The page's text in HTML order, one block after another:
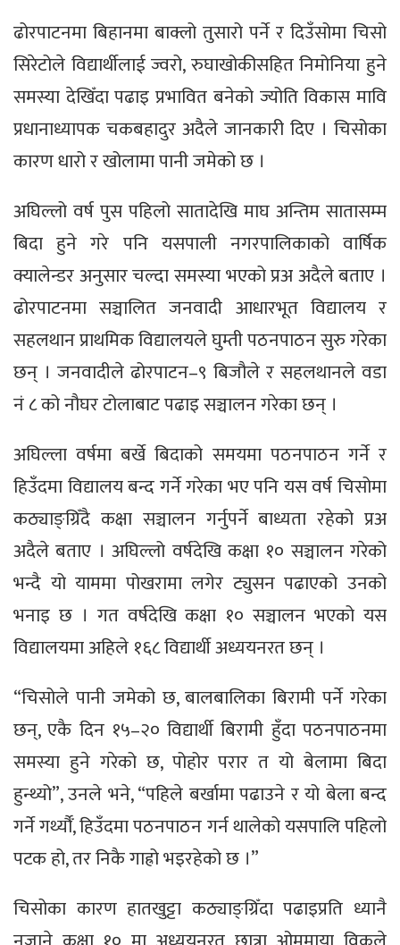
ढोरपाटनमा बिहानमा बाक्लो तुसारो पर्ने र दिउँसोमा चिसो
सिरेटोले विद्यार्थीलाई ज्वरो, रुघाखोकीसहित निमोनिया हुने
समस्या देखिँदा पढाइ प्रभावित बनेको ज्योति विकास मावि
प्रधानाध्यापक चकबहादुर अदैले जानकारी दिए । चिसोका
कारण धारो र खोलामा पानी जमेको छ ।
अघिल्लो वर्ष पुस पहिलो सातादेखि माघ अन्तिम सातासम्म
बिदा हुने गरे पनि यसपाली नगरपालिकाको वार्षिक
क्यालेन्डर अनुसार चल्दा समस्या भएको प्रअ अदैले बताए ।
ढोरपाटनमा सञ्चालित जनवादी आधारभूत विद्यालय र
सहलथान प्राथमिक विद्यालयले घुम्ती पठनपाठन सुरु गरेका
छन् । जनवादीले ढोरपाटन–९ बिजौले र सहलथानले वडा
नं ८ को नौघर टोलाबाट पढाइ सञ्चालन गरेका छन् ।
अघिल्ला वर्षमा बर्खे बिदाको समयमा पठनपाठन गर्ने र
हिउँदमा विद्यालय बन्द गर्ने गरेका भए पनि यस वर्ष चिसोमा
कठ्याङ्ग्रिँदै कक्षा सञ्चालन गर्नुपर्ने बाध्यता रहेको प्रअ
अदैले बताए । अघिल्लो वर्षदेखि कक्षा १० सञ्चालन गरेको
भन्दै यो याममा पोखरामा लगेर ट्युसन पढाएको उनको
भनाइ छ । गत वर्षदेखि कक्षा १० सञ्चालन भएको यस
विद्यालयमा अहिले १६८ विद्यार्थी अध्ययनरत छन् ।
“चिसोले पानी जमेको छ, बालबालिका बिरामी पर्ने गरेका
छन्, एकै दिन १५–२० विद्यार्थी बिरामी हुँदा पठनपाठनमा
समस्या हुने गरेको छ, पोहोर परार त यो बेलामा बिदा
हुन्थ्यो”, उनले भने, “पहिले बर्खामा पढाउने र यो बेला बन्द
गर्ने गर्थ्यौँ, हिउँदमा पठनपाठन गर्न थालेको यसपालि पहिलो
पटक हो, तर निकै गाह्रो भइरहेको छ ।”
चिसोका कारण हातखुट्टा कठ्याङ्ग्रिँदा पढाइप्रति ध्यानै